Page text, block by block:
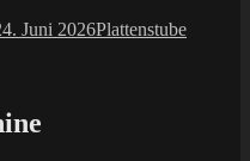
Juni 2026Kategorien
Plattenstube